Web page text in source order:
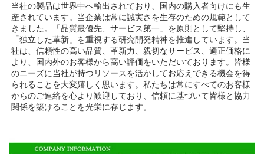
当社の製品は世界中へ輸出されており、国内の購入者向けにも生
産されています。当企業は常に誠実さを生存のための規範として
きました。「品質最優先、サービス第一」を原則として堅持し、
「独立した革新」を重視する研究開発精神を推進しています。当
社は、信頼性の高い品質、革新力、親切なサービス、適正価格に
より、国内外のお客様から高い評価をいただいております。皆様
のニーズに当社が持つリソースを活かしてお応えできる機会を得
られることを大変嬉しく思います。私たちは常にすべてのお客様
からのご連絡を心より歓迎しており、信頼に基づいて皆様と協力
関係を築けることを光栄に存じます。